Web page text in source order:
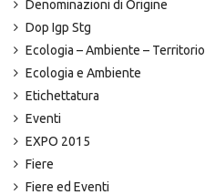
Denominazioni di Origine
Dop Igp Stg
Ecologia – Ambiente – Territorio
Ecologia e Ambiente
Etichettatura
Eventi
EXPO 2015
Fiere
Fiere ed Eventi